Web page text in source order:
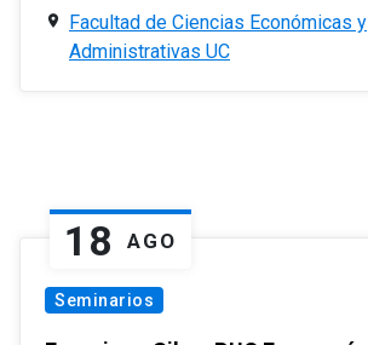
Facultad de Ciencias Económicas y
Administrativas UC
18 AGO
Seminarios